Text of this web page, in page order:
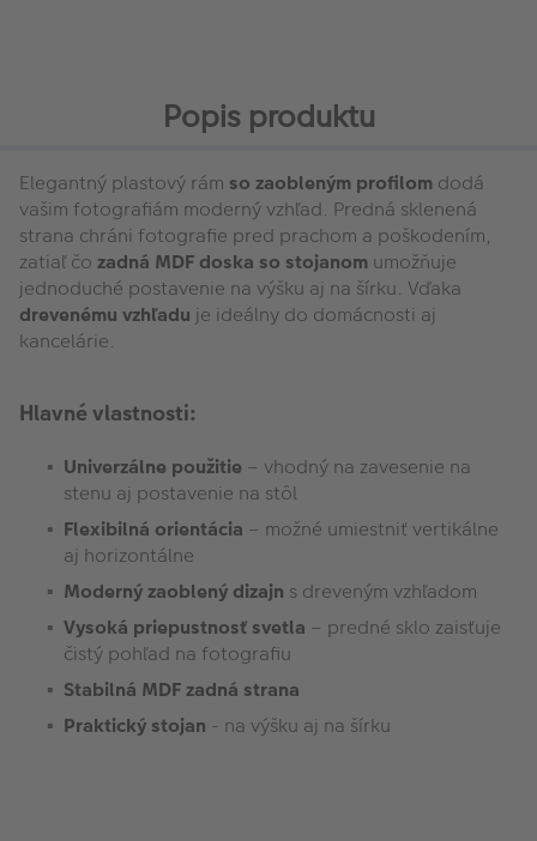
Popis produktu
Elegantný plastový rám so zaobleným profilom dodá
vašim fotografiám moderný vzhľad. Predná sklenená
strana chráni fotografie pred prachom a poškodením,
zatiaľ čo zadná MDF doska so stojanom umožňuje
jednoduché postavenie na výšku aj na šírku. Vďaka
drevenému vzhľadu je ideálny do domácnosti aj
kancelárie.
Hlavné vlastnosti:
Univerzálne použitie – vhodný na zavesenie na
stenu aj postavenie na stôl
Flexibilná orientácia – možné umiestniť vertikálne
aj horizontálne
Moderný zaoblený dizajn s dreveným vzhľadom
Vysoká priepustnosť svetla – predné sklo zaisťuje
čistý pohľad na fotografiu
Stabilná MDF zadná strana
Praktický stojan - na výšku aj na šírku